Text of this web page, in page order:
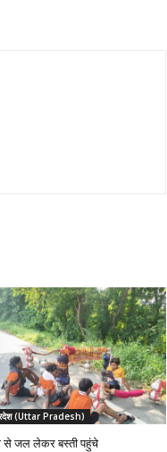
(Uttar Pradesh)
से जल लेकर बस्ती पहुंचे